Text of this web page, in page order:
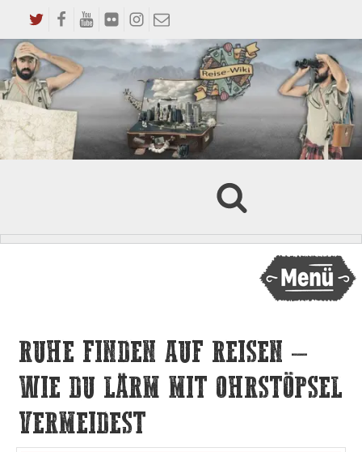
RUHE FINDEN AUF REISEN –
WIE DU LÄRM MIT OHRSTÖPSEL
VERMEIDEST